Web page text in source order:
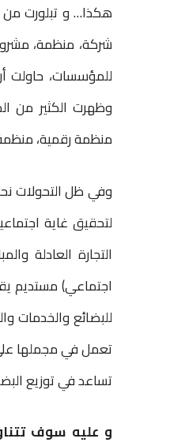
k
هكذا… و تبلورت من
شركة، منظمة،
للمؤسسات، حاولت
وظهرت الكثير من
منظمة رقمية،
وفي ظل التحولات
لتحقيق غاية
التجارة العادلة
اجتماعي) مستديم
للبضائع والخدمات
تعمل في مجملها على
تساعد في توزيع
و عليه سوف